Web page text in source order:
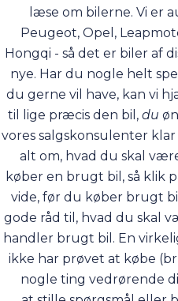
læse om bilerne. Vi er
Peugeot, Opel,
Hongqi - så det er biler af
nye. Har du nogle helt
du gerne vil have, kan vi
til lige præcis den bil, du
vores salgskonsulenter
alt om, hvad du skal
køber en brugt bil, så klik
vide, før du køber brugt bil
gode råd til, hvad du skal
handler brugt bil. En
ikke har prøvet at købe
nogle ting vedrørende